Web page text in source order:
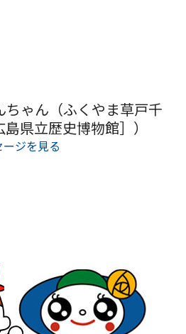
ちゃん（ふくやま草戸千
県立歴史博物館］）
ジを見る